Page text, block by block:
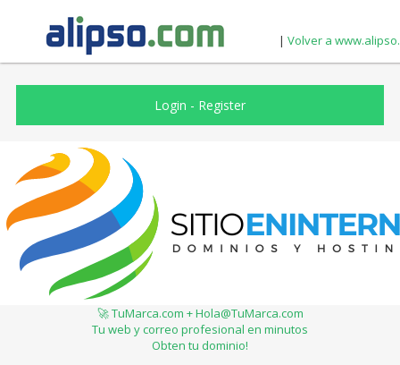
| Volver a
Login - Register
🚀 TuMarca.com + Hola@TuMarca.com
Tu web y correo profesional en minutos
Obten tu dominio!